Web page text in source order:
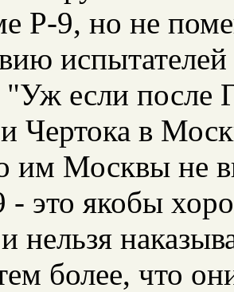
Р-9, но не
если после
в
им Москвы не
- это якобы
нельзя
более, что